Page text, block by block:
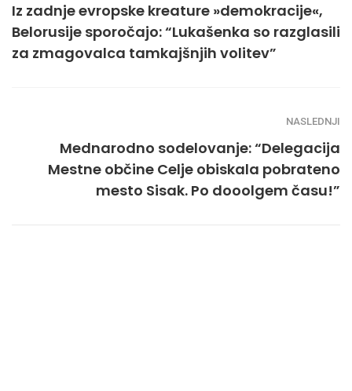
Iz zadnje evropske kreature »demokracije«,
Belorusije sporočajo: “Lukašenka so razglasili
za zmagovalca tamkajšnjih volitev”
NASLEDNJI
Mednarodno sodelovanje: “Delegacija
Mestne občine Celje obiskala pobrateno
mesto Sisak. Po dooolgem času!”